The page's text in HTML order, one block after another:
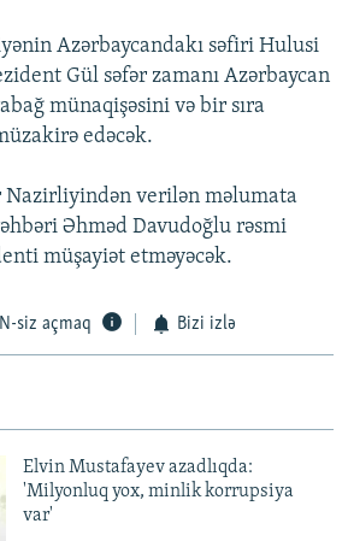
Azərbaycandakı səfiri Hulusi
Gül səfər zamanı Azərbaycan
münaqişəsini və bir sıra
edəcək.
verilən məlumata
Əhməd Davudoğlu rəsmi
müşayiət etməyəcək.
siz açmaq Bizi izlə
Elvin Mustafayev azadlıqda:
'Milyonluq yox, minlik korrupsiya
var'